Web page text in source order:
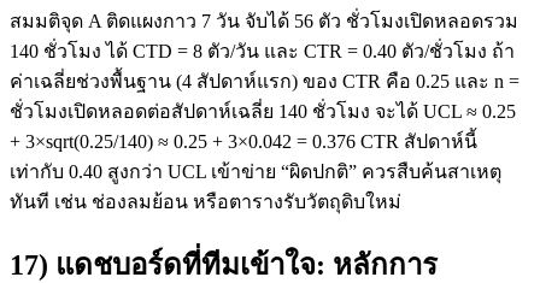
สมมติจุด A ติดแผงกาว 7 วัน จับได้ 56 ตัว ชั่วโมงเปิดหลอดรวม
140 ชั่วโมง ได้ CTD = 8 ตัว/วัน และ CTR = 0.40 ตัว/ชั่วโมง ถ้า
ค่าเฉลี่ยช่วงพื้นฐาน (4 สัปดาห์แรก) ของ CTR คือ 0.25 และ n =
ชั่วโมงเปิดหลอดต่อสัปดาห์เฉลี่ย 140 ชั่วโมง จะได้ UCL ≈ 0.25
+ 3×sqrt(0.25/140) ≈ 0.25 + 3×0.042 = 0.376 CTR สัปดาห์นี้
เท่ากับ 0.40 สูงกว่า UCL เข้าข่าย “ผิดปกติ” ควรสืบค้นสาเหตุ
ทันที เช่น ช่องลมย้อน หรือตารางรับวัตถุดิบใหม่
17) แดชบอร์ดที่ทีมเข้าใจ: หลักการ